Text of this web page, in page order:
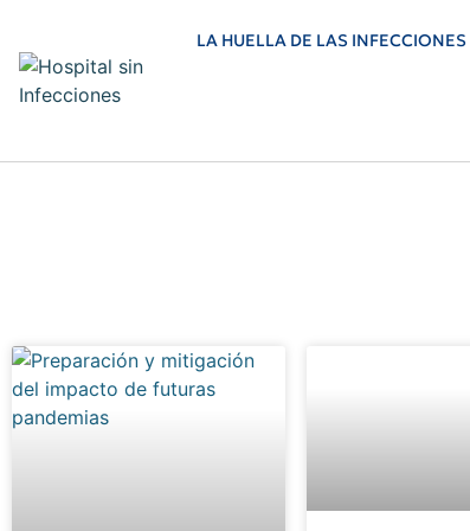
LA HUELLA DE LAS INFECCIONES